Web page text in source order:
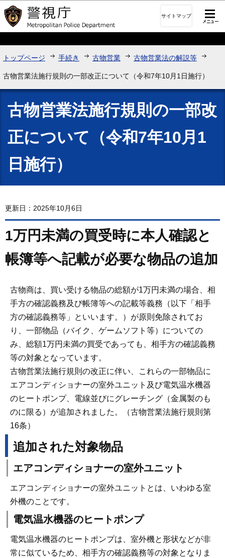
このページの本文へ移動
サイトマップ
トップページ 手続き 古物営業 古物営業法の解説等
古物営業法施行規則の一部改正について（令和7年10月1日施行）
古物営業法施行規則の一部改
正について（令和7年10月1
日施行）
更新日：2025年10月6日
1万円未満の買受時に本人確認と
帳簿等へ記載が必要な物品の追加
古物商は、買い受ける物品の総額が1万円未満の場合、相
手方の確認義務及び帳簿等への記載等義務（以下「相手
方の確認義務等」といいます。）が原則免除されてお
り、一部物品（バイク、ゲームソフト等）についての
み、総額1万円未満の買受であっても、相手方の確認義務
等の対象となっています。
古物営業法施行規則の改正に伴い、これらの一部物品に
エアコンディショナーの室外ユニット及び電気温水機器
のヒートポンプ、電線並びにグレーチング（金属製のも
のに限る）が追加されました。（古物営業法施行規則第
16条）
追加された対象物品
エアコンディショナーの室外ユニット
エアコンディショナーの室外ユニットとは、いわゆる室
外機のことです。
電気温水機器のヒートポンプ
電気温水機器のヒートポンプは、室外機と形状などが非
常に似ているため、相手方の確認義務等の対象となりま